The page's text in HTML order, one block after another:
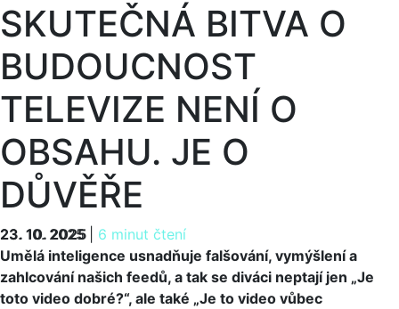
SKUTEČNÁ BITVA O
BUDOUCNOST
TELEVIZE NENÍ O
OBSAHU. JE O
DŮVĚŘE
23. 10. 2025 6 minut čtení
23. 10. 2025
Umělá inteligence usnadňuje falšování, vymýšlení a
zahlcování našich feedů, a tak se diváci neptají jen „Je
toto video dobré?“, ale také „Je to video vůbec